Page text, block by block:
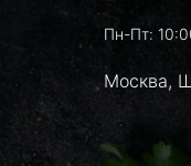
Пн-Пт:
Москва,